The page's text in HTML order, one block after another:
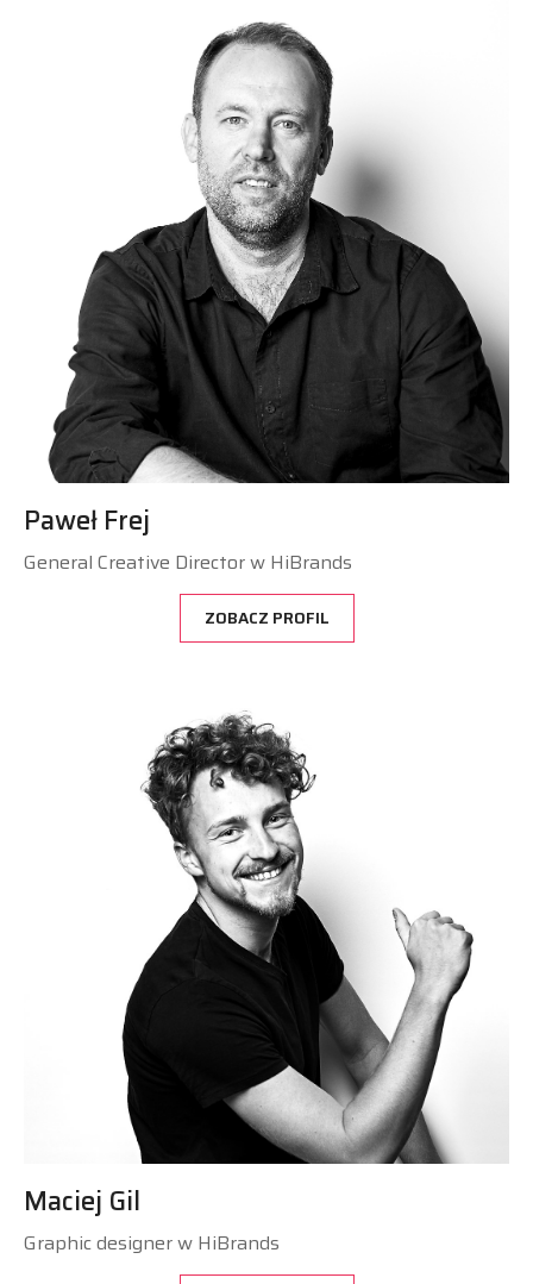
Paweł Frej
General Creative Director w HiBrands
ZOBACZ PROFIL
Maciej Gil
Graphic designer w HiBrands